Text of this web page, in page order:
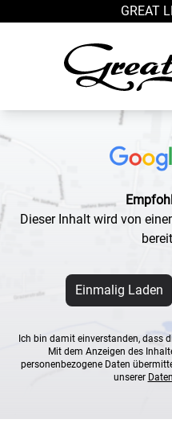
GREAT
Dieser Inhalt wird von
Einmalig Laden
Ich bin damit einverstanden, dass
Mit dem Anzeigen des
personenbezogene Daten
unserer